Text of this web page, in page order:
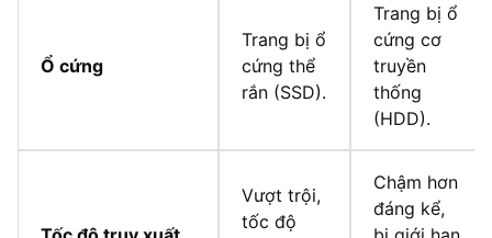
Ổ cứng
Trang bị ổ
cứng thể
rắn (SSD).
Trang bị ổ
cứng cơ
truyền
thống
(HDD).
Vượt trội,
tốc độ
Chậm hơn
đáng kể,